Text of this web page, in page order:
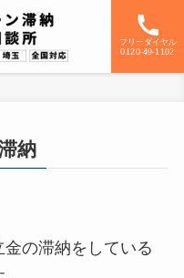
フリーダイヤル
0120-49-1102
納
の滞納をしている